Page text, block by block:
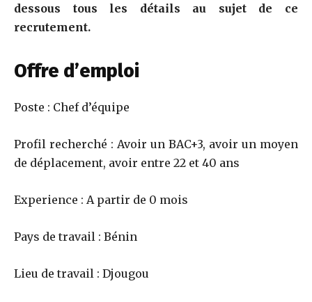
dessous tous les détails au sujet de ce
recrutement.
Offre d’emploi
Poste : Chef d’équipe
Profil recherché : Avoir un BAC+3, avoir un moyen
de déplacement, avoir entre 22 et 40 ans
Experience : A partir de 0 mois
Pays de travail : Bénin
Lieu de travail : Djougou